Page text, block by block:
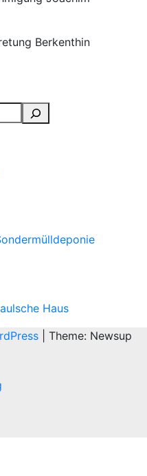
Berkenthin
Haus
Theme: Newsup